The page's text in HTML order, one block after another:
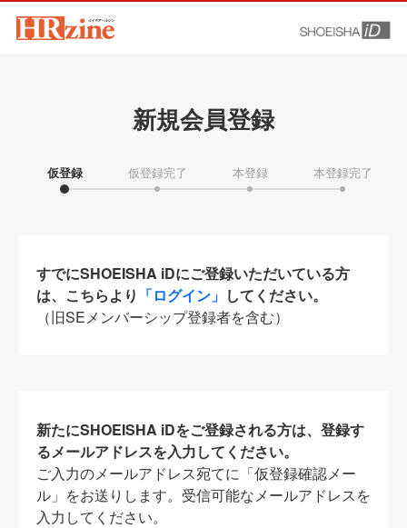
新規会員登録
仮登録 仮登録完了 本登録 本登録完了
すでにSHOEISHA iDにご登録いただいている方
は、こちらより 「ログイン」 してください。
（旧SEメンバーシップ登録者を含む）
新たにSHOEISHA iDをご登録される方は、登録す
るメールアドレスを入力してください。
ご入力のメールアドレス宛てに「仮登録確認メー
ル」をお送りします。受信可能なメールアドレスを
入力してください。